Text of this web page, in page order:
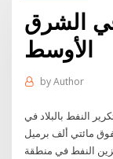
الشرق
الأوسط
byAuthor
النفط بالبلاد في
مائتي ألف برميل
النفط في منطقة